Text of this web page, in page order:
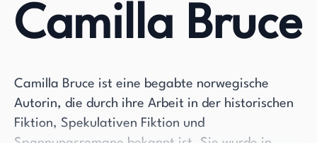
Camilla Bruce
Camilla Bruce ist eine begabte norwegische
Autorin, die durch ihre Arbeit in der historischen
Fiktion, Spekulativen Fiktion und